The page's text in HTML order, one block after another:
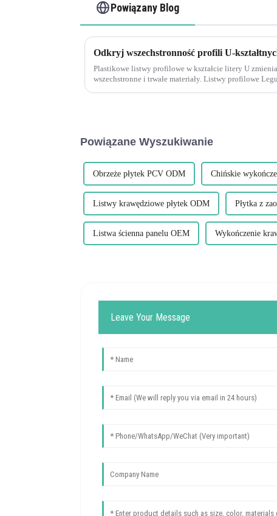
Powiązany Blog
Odkryj wszechstronność profili U-
Plastikowe listwy profilowe w kształcie litery U
wszechstronne i trwałe materiały. Listwy profilowe
Powiązane Wyszukiwanie
Obrzeże płytek PCV ODM Chińskie
Listwy krawędziowe płytek ODM Płytka z
Listwa ścienna panelu OEM Wykończenie
Leave Your Message